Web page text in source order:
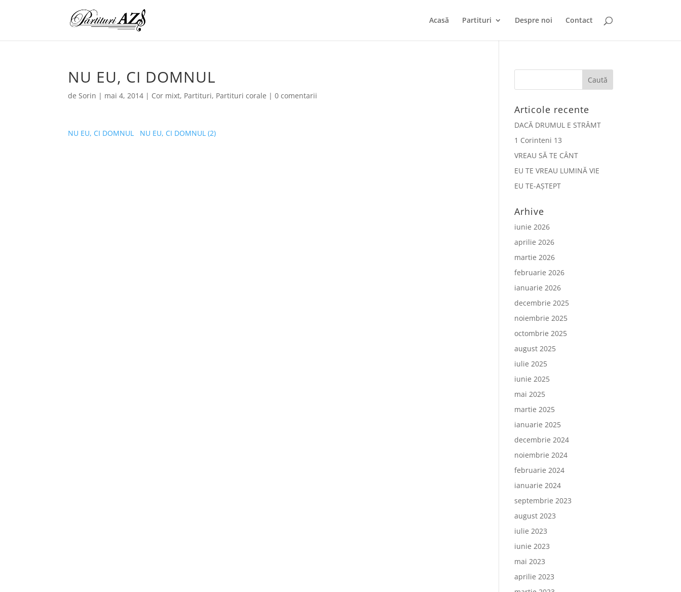
Acasă Partituri Despre noi Contact
NU EU, CI DOMNUL
deSorin | mai 4, 2014 | Cor mixt, Partituri, Partituri corale |0 comentarii
NU EU, CI DOMNUL NU EU, CI DOMNUL (2)
Articole recente
DACĂ DRUMUL E STRÂMT
1 Corinteni 13
VREAU SĂ TE CÂNT
EU TE VREAU LUMINĂ VIE
EU TE-AȘTEPT
Arhive
iunie 2026
aprilie 2026
martie 2026
februarie 2026
ianuarie 2026
decembrie 2025
noiembrie 2025
octombrie 2025
august 2025
iulie 2025
iunie 2025
mai 2025
martie 2025
ianuarie 2025
decembrie 2024
noiembrie 2024
februarie 2024
ianuarie 2024
septembrie 2023
august 2023
iulie 2023
iunie 2023
mai 2023
aprilie 2023